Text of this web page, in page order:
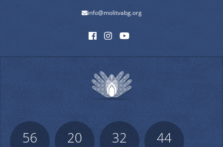
info@molitvabg.org
56 20 32 44